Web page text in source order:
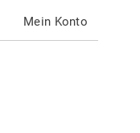
Mein Konto